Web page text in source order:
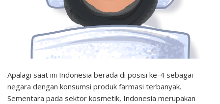
Apalagi saat ini Indonesia berada di posisi ke-4 sebagai
negara dengan konsumsi produk farmasi terbanyak.
Sementara pada sektor kosmetik, Indonesia merupakan